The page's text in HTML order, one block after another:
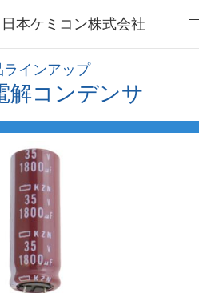
日本ケミコン株式会社
ラインアップ
解コンデンサ